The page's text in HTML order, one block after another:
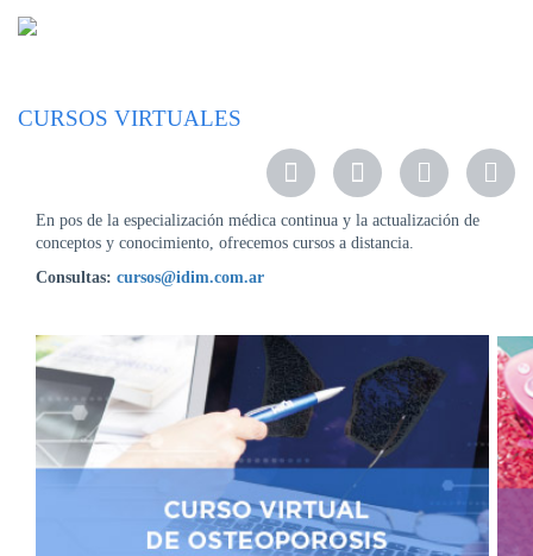
INSTRUCCIONES
PARA
PACIENTES
MÉDICAS
INVESTIGACIÓN
SEDES
Y
HORARIOS
CURSOS VIRTUALES
En pos de la especialización médica continua y la actualización de
conceptos y conocimiento, ofrecemos cursos a distancia.
Consultas: cursos@idim.com.ar